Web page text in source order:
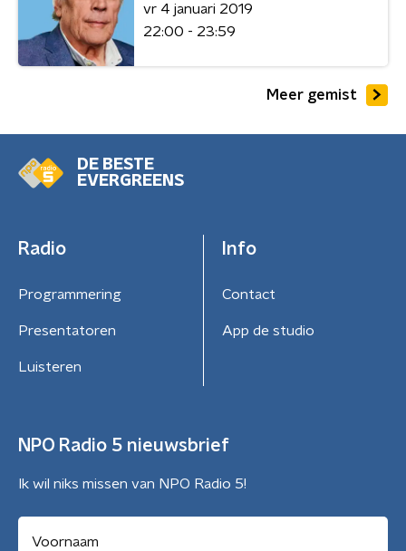
vr 4 januari 2019
22:00 - 23:59
Meer gemist
DE BESTE
EVERGREENS
Radio
Programmering
Presentatoren
Luisteren
Info
Contact
App de studio
NPO Radio 5 nieuwsbrief
Ik wil niks missen van NPO Radio 5!